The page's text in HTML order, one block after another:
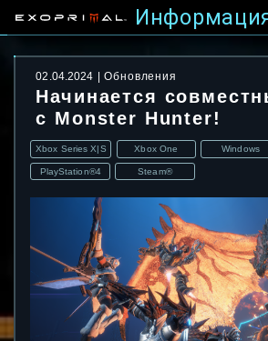
02.04.2024 Обновления
Начинается
с Monster Hunter!
Xbox Series X|S Xbox One Windows
PlayStation®4 Steam®